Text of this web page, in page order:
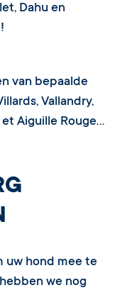
Dahu en
van bepaalde
Vallandry,
et Aiguille Rouge…
uw hond mee te
we nog